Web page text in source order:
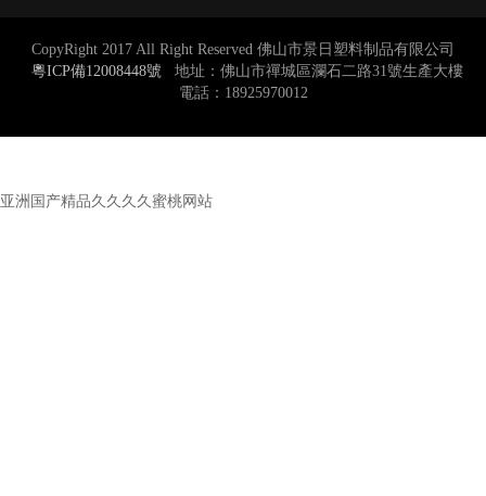
CopyRight 2017 All Right Reserved 佛山市景日塑料制品有限公司
粵ICP備12008448號 地址：佛山市禪城區瀾石二路31號生產大樓
電話：18925970012
亚洲国产精品久久久久蜜桃网站